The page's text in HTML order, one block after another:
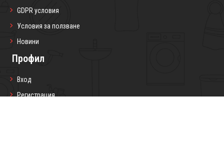
GDPR условия
Условия за ползване
Новини
Профил
Вход
Регистрация